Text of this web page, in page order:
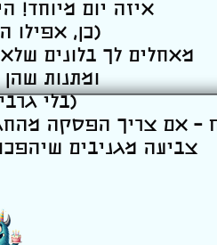
איזה יום מיוחד!
(כן, אפילו
מאחלים לך בלונים
ומתנות
(בלי
צביעה מגניבים